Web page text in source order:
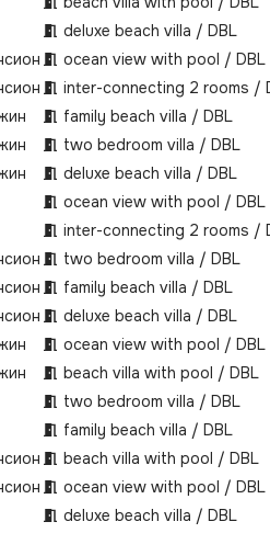
deluxe beach villa / DBL
ocean view with pool / DBL
inter-connecting 2 rooms /
family beach villa / DBL
two bedroom villa / DBL
deluxe beach villa / DBL
ocean view with pool / DBL
inter-connecting 2 rooms /
two bedroom villa / DBL
family beach villa / DBL
deluxe beach villa / DBL
ocean view with pool / DBL
beach villa with pool / DBL
two bedroom villa / DBL
family beach villa / DBL
beach villa with pool / DBL
ocean view with pool / DBL
deluxe beach villa / DBL